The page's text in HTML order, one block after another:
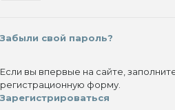
Забыли свой пароль?
Если вы впервые на сайте,
регистрационную форму.
Зарегистрироваться